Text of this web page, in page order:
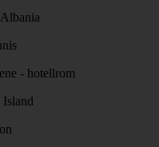
- hotellrom
Island